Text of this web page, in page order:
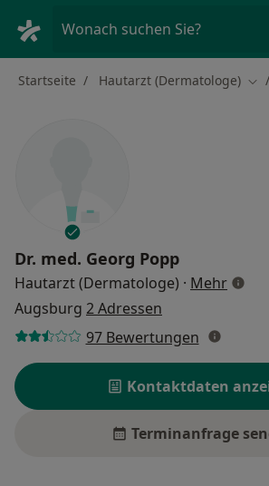
Wonach suchen Sie?
Startseite Hautarzt (Dermatologe)
Dr. med. Georg Popp
Hautarzt (Dermatologe) · Mehrüber
Augsburg 2 Adressen
97 Bewertungen
Kontaktdaten
Terminanfrage